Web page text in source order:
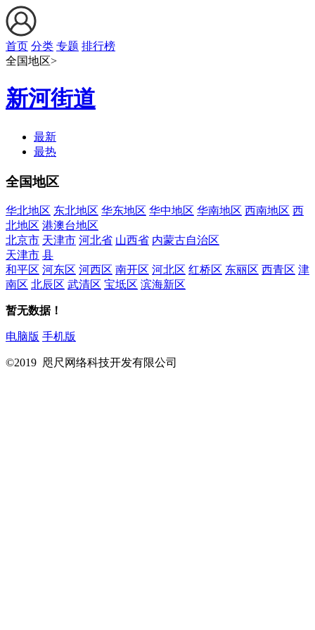
首页 分类 专题 排行榜
全国地区>
新河街道
最新
最热
全国地区
华北地区 东北地区 华东地区 华中地区 华南地区 西南地区 西
北地区 港澳台地区
北京市 天津市 河北省 山西省 内蒙古自治区
天津市 县
和平区 河东区 河西区 南开区 河北区 红桥区 东丽区 西青区 津
南区 北辰区 武清区 宝坻区 滨海新区
暂无数据！
电脑版 手机版
©2019 咫尺网络科技开发有限公司